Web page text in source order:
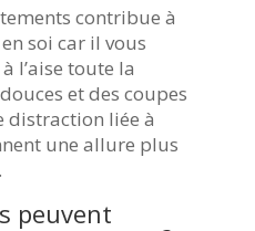
contribue à
soi car il vous
l’aise toute la
et des coupes
distraction liée à
une allure plus
peuvent